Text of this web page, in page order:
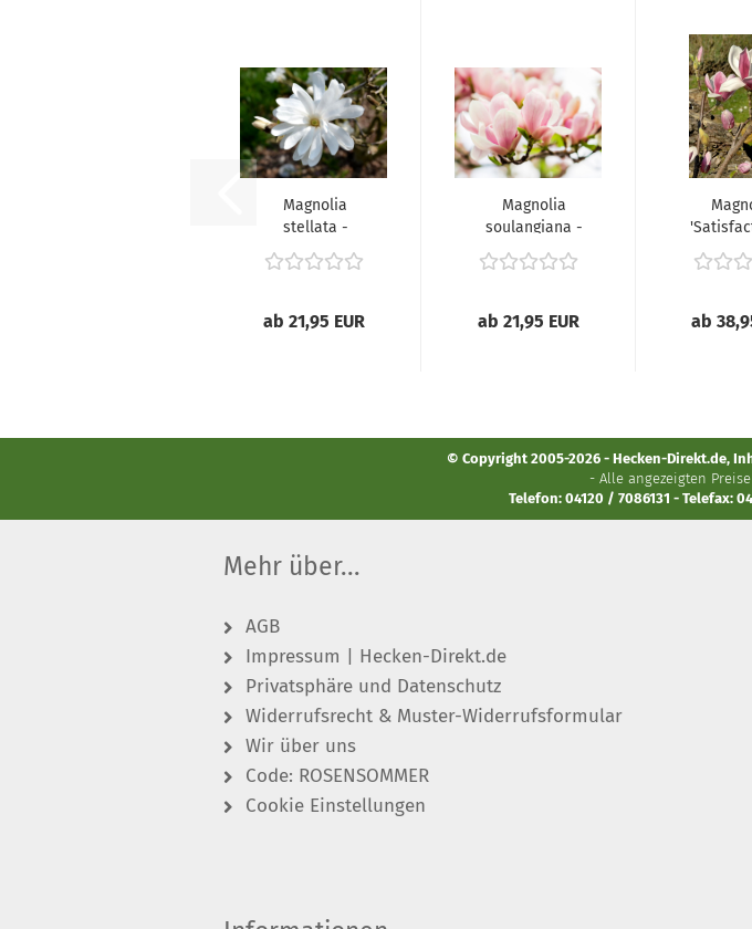
Magnolia
stellata -
(Sternmagnolie),
ab 21,95 EUR
Magnolia
soulangiana -
(Tulpenmagnolie),
ab 21,95 EUR
-
ab
© Copyright 2005-2026 - Hecken-Direkt.de,
- Alle angezeigten
Telefon: 04120 / 7086131 - Telefax:
Mehr über...
AGB
Impressum | Hecken-Direkt.de
Privatsphäre und Datenschutz
Widerrufsrecht & Muster-Widerrufsformular
Wir über uns
Code: ROSENSOMMER
Cookie Einstellungen